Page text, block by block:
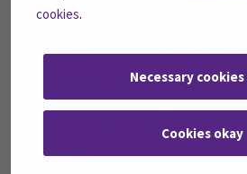
cookies.
Necessary
Cookies okay
rakentaa lapsen ympäristö niin,
tehtävämme on ymmärtää ja
olemme erilaisia ja erilaisuus on
opettaa meitä kaikkia
kaikki olisivat samanlaisia,
paikka elää.